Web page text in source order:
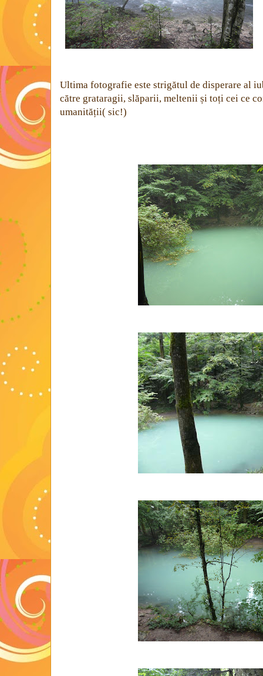
Ultima fotografie este strigătul de disperare al
către grataragii, slăparii, meltenii și toți cei ce
umanității( sic!)